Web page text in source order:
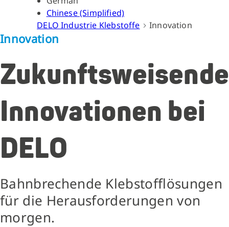
Chinese (Simplified)
DELO Industrie Klebstoffe
Innovation
Innovation
Zukunftsweisende
Innovationen bei
DELO
Bahnbrechende Klebstofflösungen
für die Herausforderungen von
morgen.